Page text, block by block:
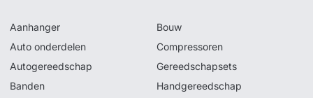
Aanhanger
Auto onderdelen
Autogereedschap
Banden
Bouw
Compressoren
Gereedschapsets
Handgereedschap